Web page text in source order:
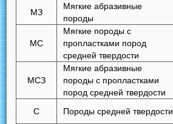
МЗ
Мягкие абразивные
породы
МС
Мягкие породы с
пропластками пород
средней твердости
МСЗ
Мягкие абразивные
породы с пропластками
пород средней твердости
С
Породы средней твердости